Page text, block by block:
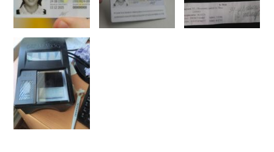
Про нас
Бюджет
Тендери
Довідник